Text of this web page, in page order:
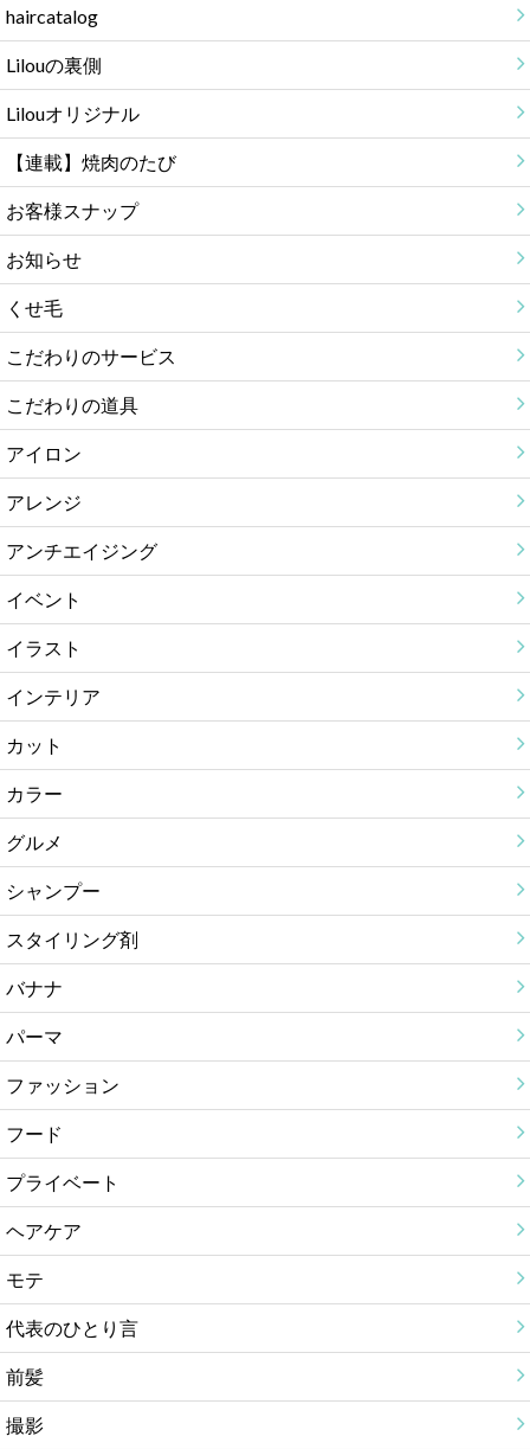
haircatalog
Lilouの裏側
Lilouオリジナル
【連載】焼肉のたび
お客様スナップ
お知らせ
くせ毛
こだわりのサービス
こだわりの道具
アイロン
アレンジ
アンチエイジング
イベント
イラスト
インテリア
カット
カラー
グルメ
シャンプー
スタイリング剤
バナナ
パーマ
ファッション
フード
プライベート
ヘアケア
モテ
代表のひとり言
前髪
撮影